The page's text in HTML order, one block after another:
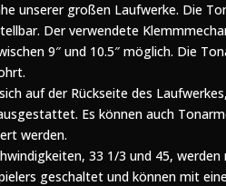
unserer großen Laufwerke. Die
Der verwendete
9″ und 10.5″ möglich. Die
auf der Rückseite des
Es können auch
werden.
33 1/3 und 45,
geschaltet und können mit